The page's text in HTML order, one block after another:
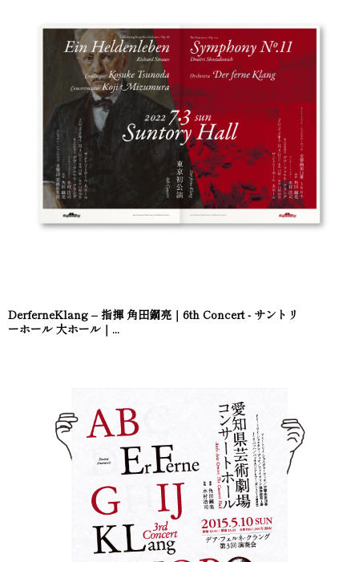
DerferneKlang – 指揮 角田鋼亮｜6th Concert - サントリ
ーホール 大ホール｜...